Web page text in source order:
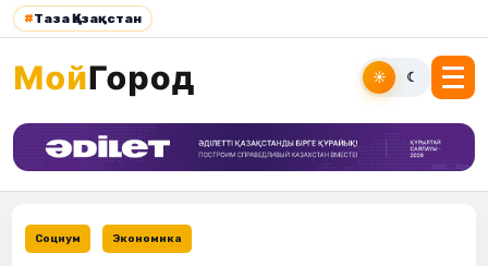
#Таза Қазақстан
☀ ☾
Социум Экономика